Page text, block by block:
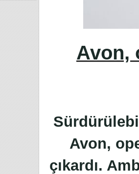
Avon,
Avon,
çıkardı.